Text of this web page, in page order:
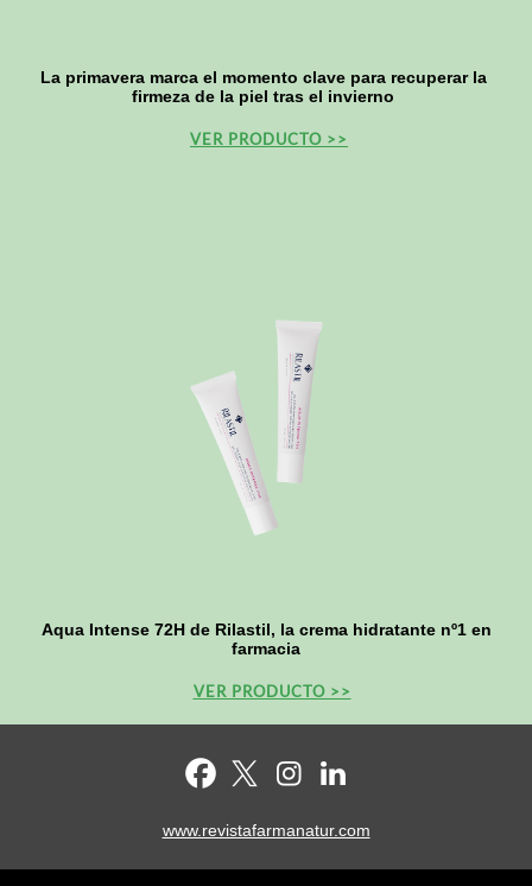
La primavera marca el momento clave para recuperar la
firmeza de la piel tras el invierno
VER PRODUCTO >>
Aqua Intense 72H de Rilastil, la crema hidratante nº1 en
farmacia
VER PRODUCTO >>
www.revistafarmanatur.com